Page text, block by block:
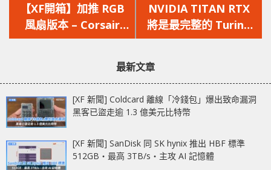
一
篇
文
【XF開箱】加推 RGB
風扇版本 – Corsair
H100i RGB Platinum
一
篇
文
NVIDIA TITAN RTX
將是最完整的 Turing
核心?
最新文章
[XF 新聞] Coldcard 離線「冷錢包」爆出致命漏洞
黑客已盜走逾 1.3 億美元比特幣
[XF 新聞] SanDisk 同 SK hynix 推出 HBF 標準
512GB‧最高 3TB/s‧主攻 AI 記憶體